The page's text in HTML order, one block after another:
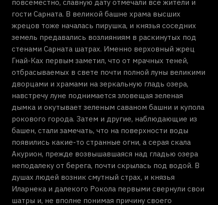
повсеместно, славную дату отмечали все жители и
гости Сарната. В великой башне храма высших
жрецов тоже началась пирушка, и князья соседних
земель предавались возлияниям в раскинутых под
стенами Сарната шатрах. Именно верховный жрец
Гнай-Ках первым заметил, что от мрачных теней,
отбрасываемых в свете почти полной луны великими
дворцами и храмами на зеркальную гладь озера,
навстречу луне поднимается зловещая зеленая
дымка и окутывает зеленым саваном башни и купола
рокового города. Затем и другие, наблюдающие из
башен, стали замечать, что на поверхности воды
появились какие-то странные огни, а серая скала
Акурион, прежде возвышавшаяся над гладью озера
неподалеку от берега, почти скрылась под водой. В
душах людей возник смутный страх, и князья
Иларнека и далекого Рокола первыми свернули свои
шатры и, не вполне понимая причину своего